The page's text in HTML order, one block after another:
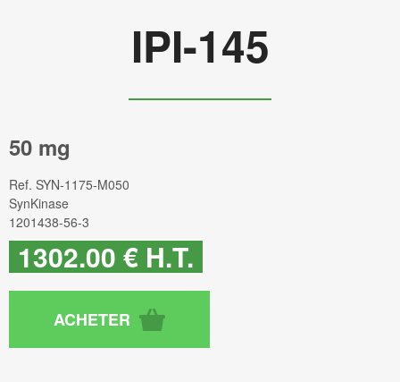
IPI-145
50 mg
Ref. SYN-1175-M050
SynKinase
1201438-56-3
1302.00 € H.T.